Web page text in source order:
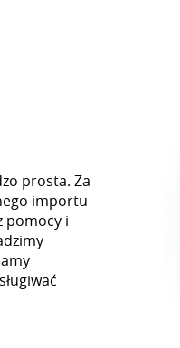
prosta. Za
importu
pomocy i